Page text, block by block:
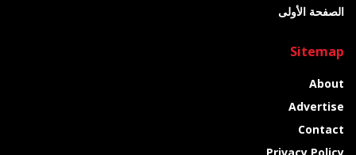
الصفحة الأولى
Sitemap
About
Advertise
Contact